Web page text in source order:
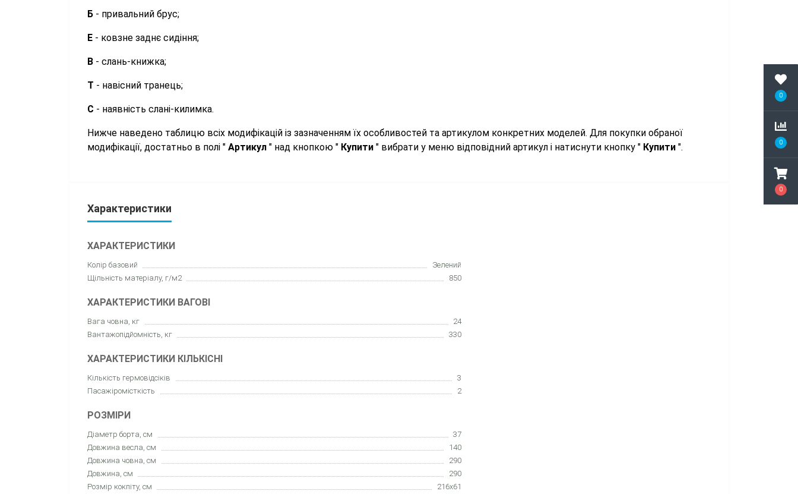
0
0
0
Б - привальний брус;
Е - ковзне заднє сидіння;
В - слань-книжка;
Т - навісний транець;
С - наявність слані-килимка.
Нижче наведено таблицю всіх модифікацій із зазначенням їх особливостей та артикулом конкретних моделей. Для покупки обраної
модифікації, достатньо в полі " Артикул " над кнопкою " Купити " вибрати у меню відповідний артикул і натиснути кнопку " Купити ".
Характеристики
ХАРАКТЕРИСТИКИ
Колір базовий
Зелений
Щільність матеріалу, г/м2
850
ХАРАКТЕРИСТИКИ ВАГОВІ
Вага човна, кг
24
Вантажопідйомність, кг
330
ХАРАКТЕРИСТИКИ КІЛЬКІСНІ
Кількість гермовідсіків
3
Пасажіромісткість
2
РОЗМІРИ
Діаметр борта, см
37
Довжина весла, см
140
Довжина човна, см
290
Довжина, см
290
Розмір кокпіту, см
216x61